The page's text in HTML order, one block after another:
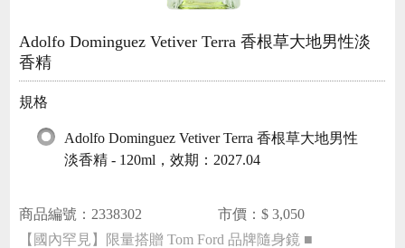
Adolfo Dominguez Vetiver Terra 香根草大地男性淡
香精
規格
Adolfo Dominguez Vetiver Terra 香根草大地男性
淡香精 - 120ml，效期：2027.04
商品編號： 2338302 市價：$3,050
【國內罕見】限量搭贈 Tom Ford 品牌隨身鏡 ■